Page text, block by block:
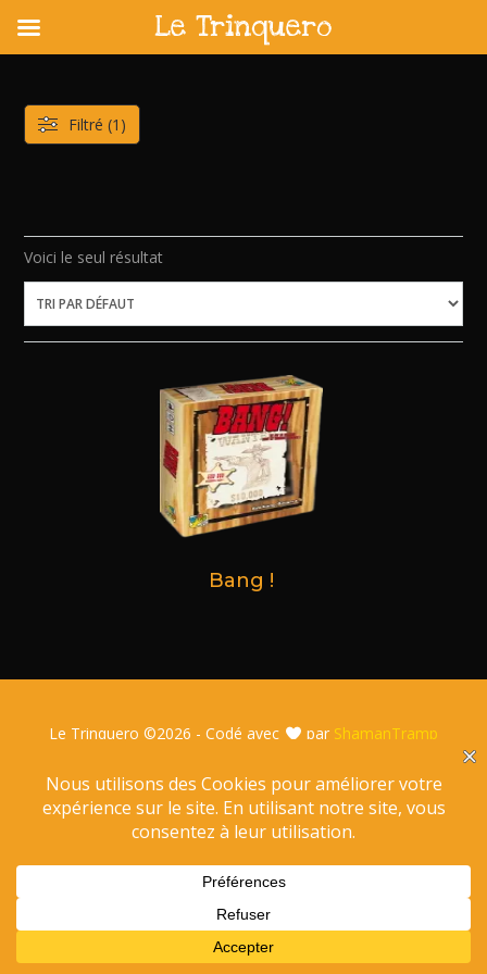
content
Voici le seul résultat
Bang !
Filtré (1)
Le Trinquero ©2026 - Codé avec par ShamanTramp
Le Trinquero